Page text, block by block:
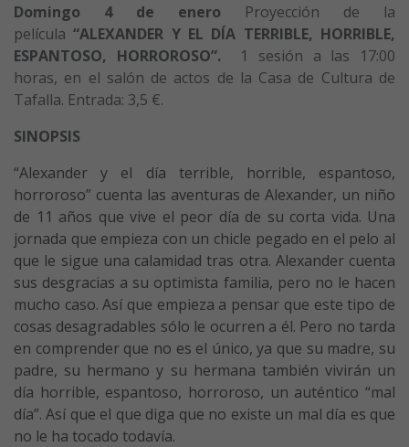
Domingo 4 de enero Proyección de la
película “ALEXANDER Y EL DÍA TERRIBLE, HORRIBLE,
ESPANTOSO, HORROROSO”. 1 sesión a las 17:00
horas, en el salón de actos de la Casa de Cultura de
Tafalla. Entrada: 3,5 €.
SINOPSIS
“Alexander y el día terrible, horrible, espantoso,
horroroso” cuenta las aventuras de Alexander, un niño
de 11 años que vive el peor día de su corta vida. Una
jornada que empieza con un chicle pegado en el pelo al
que le sigue una calamidad tras otra. Alexander cuenta
sus desgracias a su optimista familia, pero no le hacen
mucho caso. Así que empieza a pensar que este tipo de
cosas desagradables sólo le ocurren a él. Pero no tarda
en comprender que no es el único, ya que su madre, su
padre, su hermano y su hermana también vivirán un
día horrible, espantoso, horroroso, un auténtico “mal
día”. Así que el que diga que no existe un mal día es que
no le ha tocado todavía.